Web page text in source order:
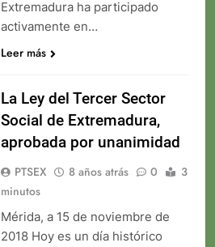
Extremadura ha participado
activamente en…
Leer más
La Ley del Tercer Sector
Social de Extremadura,
aprobada por unanimidad
PTSEX 8 años atrás 0
3
minutos
Mérida, a 15 de noviembre de
2018 Hoy es un día histórico